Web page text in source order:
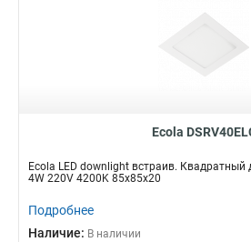
Ecola
Ecola LED downlight встраив. Квадратный
4W 220V 4200K 85x85x20
Подробнее
Наличие: В наличии